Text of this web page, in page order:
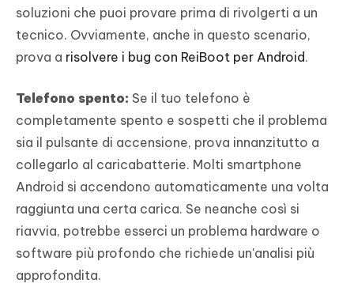
soluzioni che puoi provare prima di rivolgerti a un
tecnico. Ovviamente, anche in questo scenario,
prova a risolvere i bug con ReiBoot per Android.
Telefono spento: Se il tuo telefono è
completamente spento e sospetti che il problema
sia il pulsante di accensione, prova innanzitutto a
collegarlo al caricabatterie. Molti smartphone
Android si accendono automaticamente una volta
raggiunta una certa carica. Se neanche così si
riavvia, potrebbe esserci un problema hardware o
software più profondo che richiede un'analisi più
approfondita.